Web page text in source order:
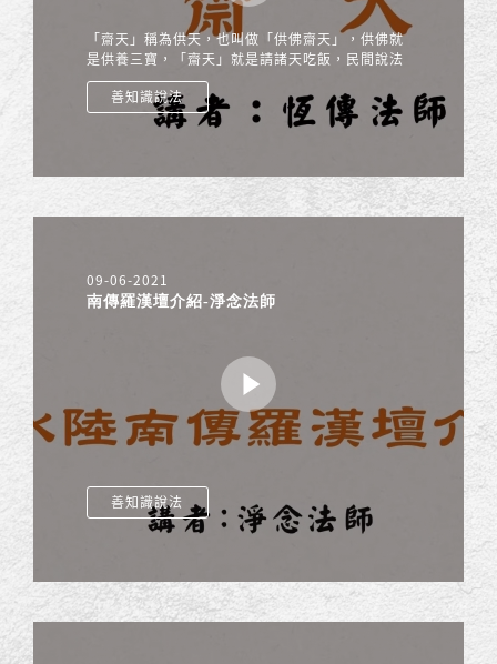
「齋天」稱為供天，也叫做「供佛齋天」，供佛就
是供養三寶，「齋天」就是請諸天吃飯，民間說法
叫做拜天公。
善知識說法
09-06-2021
南傳羅漢壇介紹-淨念法師
善知識說法